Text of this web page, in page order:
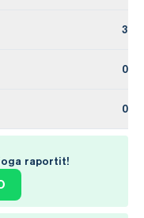
3
0
0
raportit!